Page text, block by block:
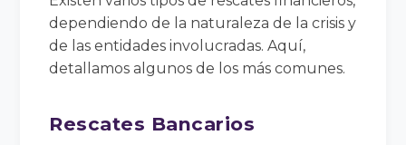
dependiendo de la naturaleza de la crisis y
de las entidades involucradas. Aquí,
detallamos algunos de los más comunes.
Rescates Bancarios